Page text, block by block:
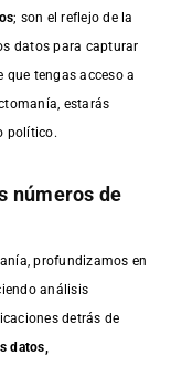
; son el reflejo de la
datos para capturar
que tengas acceso a
estarás
político.
números de
profundizamos en
análisis
detrás de
datos,